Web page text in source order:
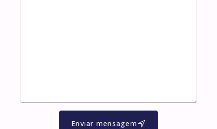
Enviar mensagem